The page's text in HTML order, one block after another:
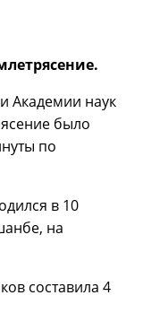
Академии наук
было
по
в 10
на
составила 4